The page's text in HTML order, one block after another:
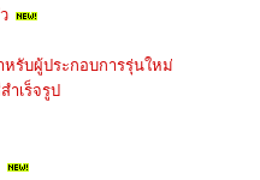
รับผู้ประกอบการรุ่นใหม่
เร็จรูป